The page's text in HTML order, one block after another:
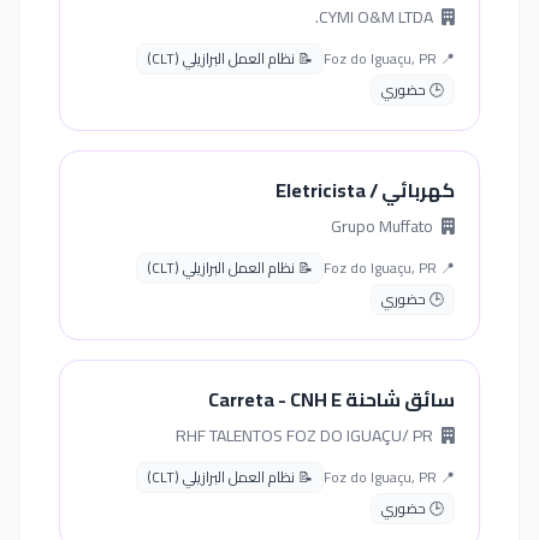
📍 Foz do Iguaçu, PR
📝 نظام العمل البرازيلي (CLT)
🕒 حضوري
كهربائي / Eletricista
📍 Foz do Iguaçu, PR
📝 نظام العمل البرازيلي (CLT)
🕒 حضوري
سائق شاحنة Carreta - CNH E
📍 Foz do Iguaçu, PR
📝 نظام العمل البرازيلي (CLT)
🕒 حضوري